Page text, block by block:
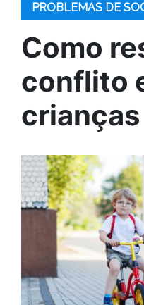
PROBLEMAS DE
Como
conflito
crianças